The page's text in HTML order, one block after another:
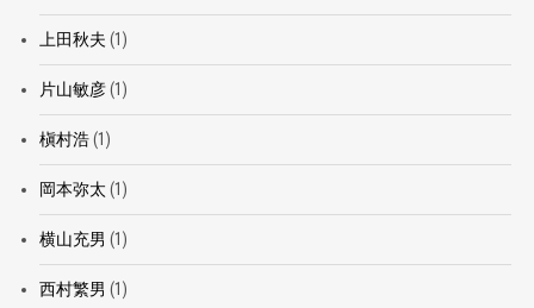
上田秋夫 (1)
片山敏彦(1)
槇村浩(1)
岡本弥太 (1)
横山充男 (1)
西村繁男 (1)